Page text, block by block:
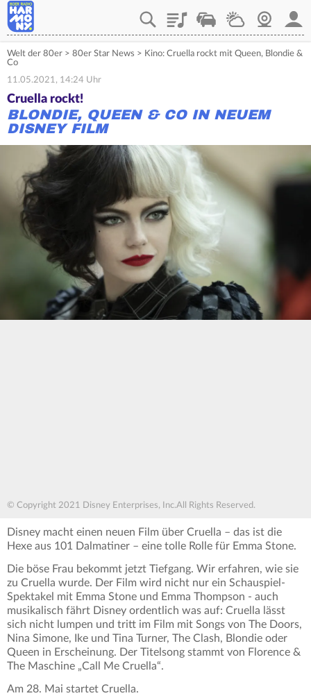
PlaylistVerkehrWetterWebcam
Welt der 80er > 80er Star News > Kino: Cruella rockt mit Queen, Blondie &
Co
11.05.2021, 14:24 Uhr
Cruella rockt!
BLONDIE, QUEEN & CO IN NEUEM
DISNEY FILM
© Copyright 2021 Disney Enterprises, Inc.All Rights Reserved.
Disney macht einen neuen Film über Cruella – das ist die
Hexe aus 101 Dalmatiner – eine tolle Rolle für Emma Stone.
Die böse Frau bekommt jetzt Tiefgang. Wir erfahren, wie sie
zu Cruella wurde. Der Film wird nicht nur ein Schauspiel-
Spektakel mit Emma Stone und Emma Thompson - auch
musikalisch fährt Disney ordentlich was auf: Cruella lässt
sich nicht lumpen und tritt im Film mit Songs von The Doors,
Nina Simone, Ike und Tina Turner, The Clash, Blondie oder
Queen in Erscheinung. Der Titelsong stammt von Florence &
The Maschine „Call Me Cruella“.
Am 28. Mai startet Cruella.